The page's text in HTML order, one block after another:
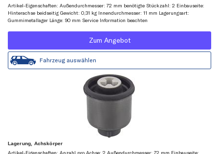
Artikel-Eigenschaften: Außendurchmesser: 72 mm benötigte Stückzahl: 2 Einbauseite:
Hinterachse beidseitig Gewicht: 0,31 kg Innendurchmesser: 11 mm Lagerungsart:
Gummimetallager Länge: 90 mm Service Information beachten
Zum Angebot
Fahrzeug auswählen
Lagerung, Achskörper